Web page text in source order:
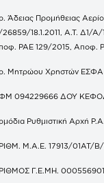
Άδειας Προμήθειας
18.1.2011, Α.Τ. Δ1/Α/
ΡΑΕ 129/2015, Αποφ.
Μητρώου Χρηστών ΕΣΦΑ
094229666 ΔΟΥ
Ρυθμιστική Αρχή
Μ.Α.Ε. 17913/01ΑΤ/
Γ.Ε.ΜΗ.